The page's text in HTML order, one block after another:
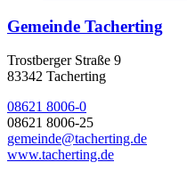
Gemeinde Tacherting
Trostberger Straße 9
83342 Tacherting
08621 8006-0
08621 8006-25
gemeinde@tacherting.de
www.tacherting.de